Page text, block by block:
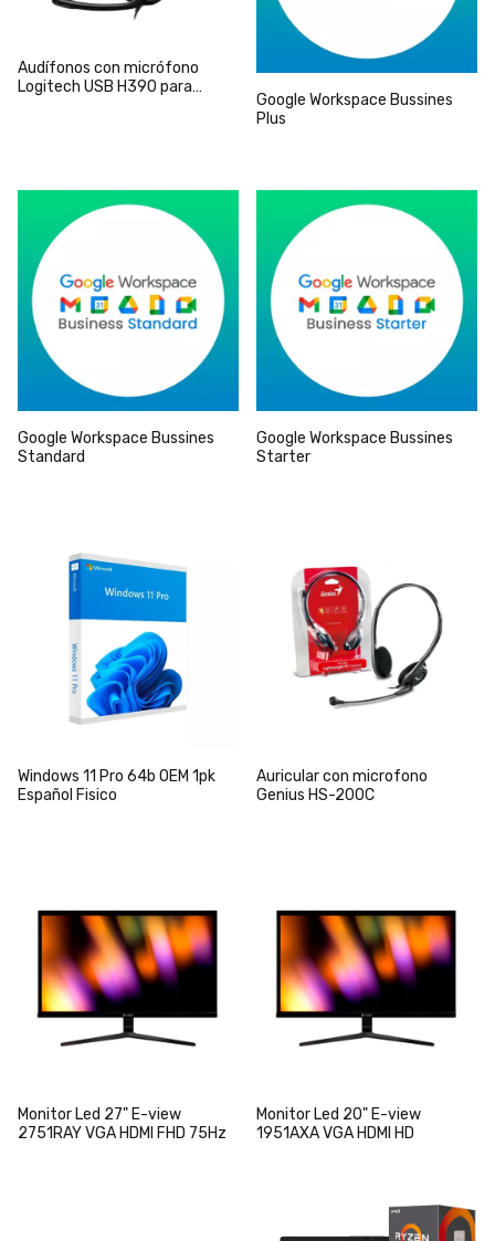
Audífonos con micrófono
Logitech USB H390 para
Google Workspace Bussines
Plus
Google Workspace Bussines
Standard
Google Workspace Bussines
Starter
Windows 11 Pro 64b OEM 1pk
Español Fisico
Auricular con microfono
Genius HS-200C
Monitor Led 27" E-view
2751RAY VGA HDMI FHD 75Hz
Monitor Led 20" E-view
1951AXA VGA HDMI HD